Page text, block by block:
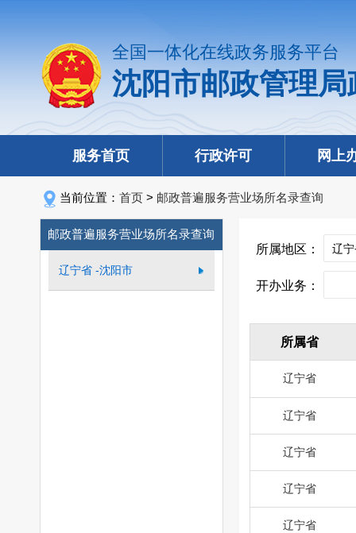
全国一体化在线政务服务平台
沈阳市邮政管理
服务首页 行政许可 网上
当前位置： 首页 > 邮政普遍服务营业场所名录查询
邮政普遍服务营业场所名录查询
辽宁省 -沈阳市
所属地区：
开办业务：
所属省
辽宁省
辽宁省
辽宁省
辽宁省
辽宁省